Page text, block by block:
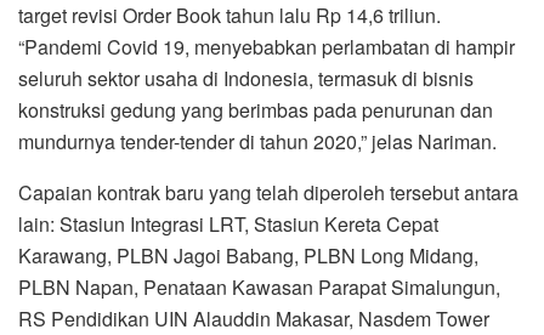
target revisi Order Book tahun lalu Rp 14,6 triliun.
“Pandemi Covid 19, menyebabkan perlambatan di hampir
seluruh sektor usaha di Indonesia, termasuk di bisnis
konstruksi gedung yang berimbas pada penurunan dan
mundurnya tender-tender di tahun 2020,” jelas Nariman.
Capaian kontrak baru yang telah diperoleh tersebut antara
lain: Stasiun Integrasi LRT, Stasiun Kereta Cepat
Karawang, PLBN Jagoi Babang, PLBN Long Midang,
PLBN Napan, Penataan Kawasan Parapat Simalungun,
RS Pendidikan UIN Alauddin Makasar, Nasdem Tower